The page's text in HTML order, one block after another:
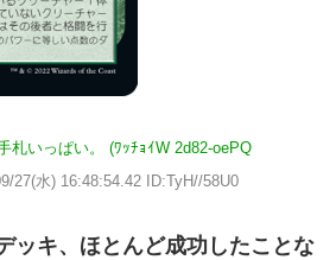
札いっぱい。 (ﾜｯﾁｮｲW 2d82-oePQ
27(水) 16:48:54.42 ID:TyH//58U0
ッキ、ほとんど成功したことな